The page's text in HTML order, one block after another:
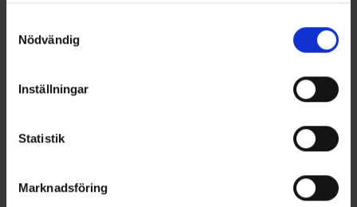
Nödvändig
Inställningar
Statistik
Marknadsföring
OHLSSONSKOLLEGOR
RENHÅLLNING
VELLINGE